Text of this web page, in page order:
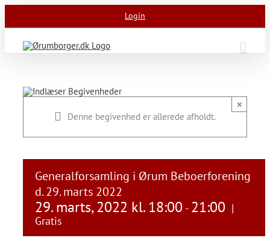
Skip
content
Login
Denne begivenhed er allerede afholdt.
×
Generalforsamling i Ørum Beboerforening
d. 29. marts 2022
29. marts, 2022 kl. 18:00 - 21:00 |
Gratis